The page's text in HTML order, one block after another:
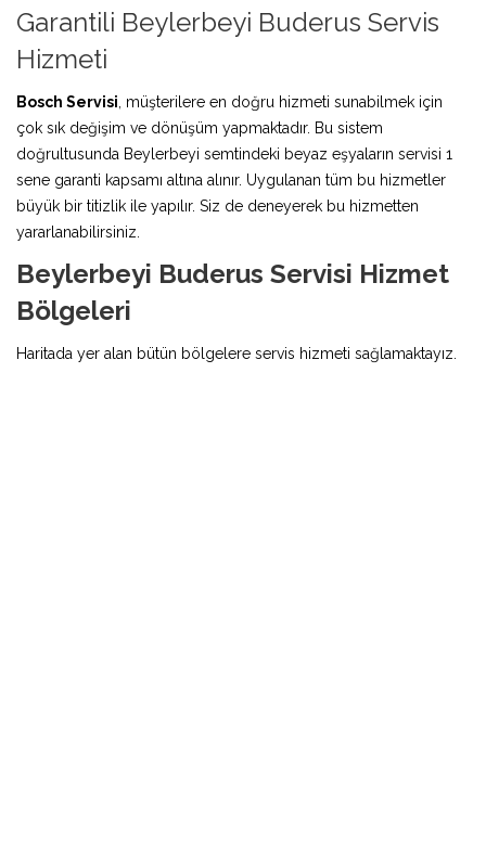
Garantili Beylerbeyi Buderus Servis
Hizmeti
Bosch Servisi , müşterilere en doğru hizmeti sunabilmek için
çok sık değişim ve dönüşüm yapmaktadır. Bu sistem
doğrultusunda Beylerbeyi semtindeki beyaz eşyaların servisi 1
sene garanti kapsamı altına alınır. Uygulanan tüm bu hizmetler
büyük bir titizlik ile yapılır. Siz de deneyerek bu hizmetten
yararlanabilirsiniz.
Beylerbeyi Buderus Servisi Hizmet
Bölgeleri
Haritada yer alan bütün bölgelere servis hizmeti sağlamaktayız.